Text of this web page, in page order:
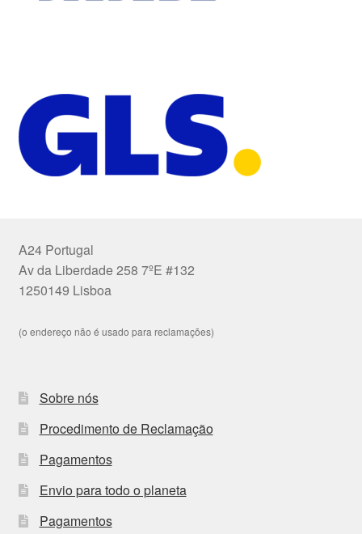
A24 Portugal
Av da Liberdade 258 7ºE #132
1250149 Lisboa
(o endereço não é usado para reclamações)
Sobre nós
Procedimento de Reclamação
Pagamentos
Envio para todo o planeta
Pagamentos